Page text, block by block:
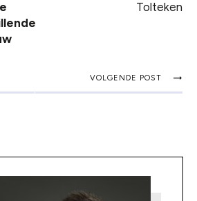
Tolteken
VOLGENDE POST